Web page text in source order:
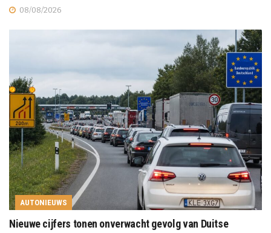
08/08/2026
AUTONIEUWS
Nieuwe cijfers tonen onverwacht gevolg van Duitse